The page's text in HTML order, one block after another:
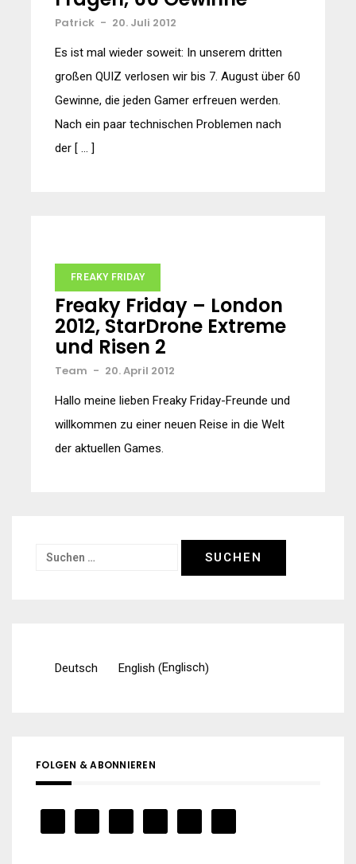
Patrick - 20. Juli 2012
Es ist mal wieder soweit: In unserem dritten
großen QUIZ verlosen wir bis 7. August über 60
Gewinne, die jeden Gamer erfreuen werden.
Nach ein paar technischen Problemen nach
der [ … ]
FREAKY FRIDAY
Freaky Friday – London
2012, StarDrone Extreme
und Risen 2
Team - 20. April 2012
Hallo meine lieben Freaky Friday-Freunde und
willkommen zu einer neuen Reise in die Welt
der aktuellen Games.
Suchen
Deutsch English (Englisch)
FOLGEN & ABONNIEREN